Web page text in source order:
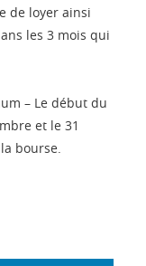
de loyer ainsi
les 3 mois qui
– Le début du
et le 31
bourse.